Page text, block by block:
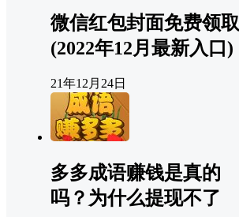
微信红包封面免费领取
(2022年12月最新入口)
21年12月24日
多多成语赚钱是真的
吗？为什么提现不了